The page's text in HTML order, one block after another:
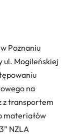
Poznaniu
ul. Mogileńskiej
na
z transportem
materiałów
NZLA